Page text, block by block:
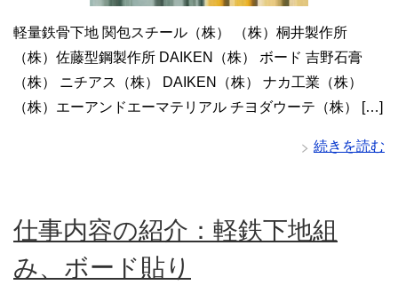
軽量鉄骨下地 関包スチール（株） （株）桐井製作所
（株）佐藤型鋼製作所 DAIKEN（株） ボード 吉野石膏
（株） ニチアス（株） DAIKEN（株） ナカ工業（株）
（株）エーアンドエーマテリアル チヨダウーテ（株） […]
続きを読む
仕事内容の紹介：軽鉄下地組
み、ボード貼り